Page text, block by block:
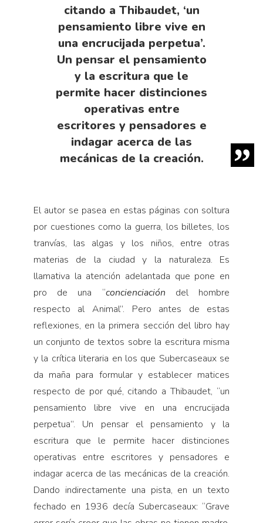
citando a Thibaudet, ‘un
pensamiento libre vive en
una encrucijada perpetua’.
Un pensar el pensamiento
y la escritura que le
permite hacer distinciones
operativas entre
escritores y pensadores e
indagar acerca de las
mecánicas de la creación.
El autor se pasea en estas páginas con soltura
por cuestiones como la guerra, los billetes, los
tranvías, las algas y los niños, entre otras
materias de la ciudad y la naturaleza. Es
llamativa la atención adelantada que pone en
pro de una “concienciación del hombre
respecto al Animal”. Pero antes de estas
reflexiones, en la primera sección del libro hay
un conjunto de textos sobre la escritura misma
y la crítica literaria en los que Subercaseaux se
da maña para formular y establecer matices
respecto de por qué, citando a Thibaudet, “un
pensamiento libre vive en una encrucijada
perpetua”. Un pensar el pensamiento y la
escritura que le permite hacer distinciones
operativas entre escritores y pensadores e
indagar acerca de las mecánicas de la creación.
Dando indirectamente una pista, en un texto
fechado en 1936 decía Subercaseaux: “Grave